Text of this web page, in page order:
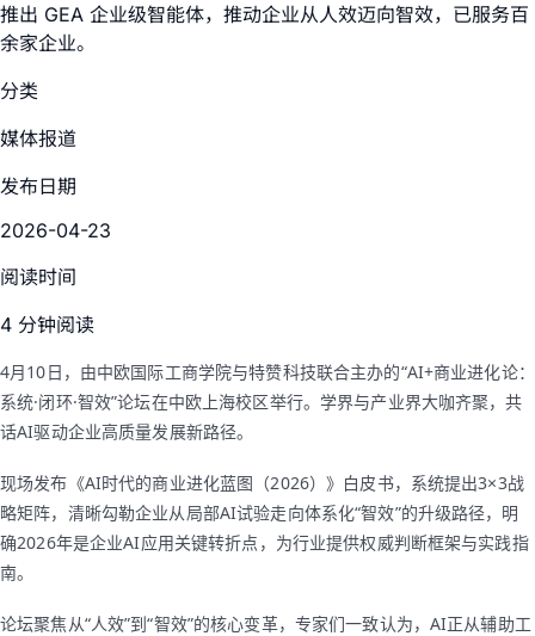
推出 GEA 企业级智能体，推动企业从人效迈向智效，已服务百
余家企业。
分类
媒体报道
发布日期
2026-04-23
阅读时间
4 分钟阅读
4月10日，由中欧国际工商学院与特赞科技联合主办的“AI+商业进化论：
系统·闭环·智效”论坛在中欧上海校区举行。学界与产业界大咖齐聚，共
话AI驱动企业高质量发展新路径。
现场发布《AI时代的商业进化蓝图（2026）》白皮书，系统提出3×3战
略矩阵，清晰勾勒企业从局部AI试验走向体系化“智效”的升级路径，明
确2026年是企业AI应用关键转折点，为行业提供权威判断框架与实践指
南。
论坛聚焦从“人效”到“智效”的核心变革，专家们一致认为，AI正从辅助工